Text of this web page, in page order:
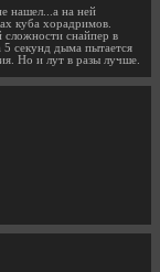
нашел...а на ней
куба хорадримов.
сложности снайпер в
5 секунд дыма пытается
Но и лут в разы лучше.